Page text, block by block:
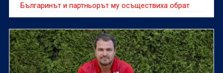
Българинът и партньорът му осъществиха обрат